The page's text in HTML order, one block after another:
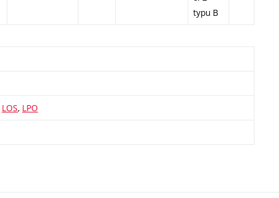
typu B
LOS, LPO